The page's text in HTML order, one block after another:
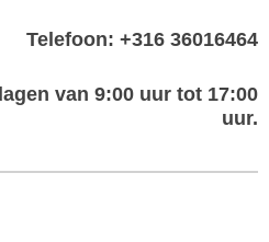
Telefoon: +316 36016464
van 9:00 uur tot 17:00
uur.